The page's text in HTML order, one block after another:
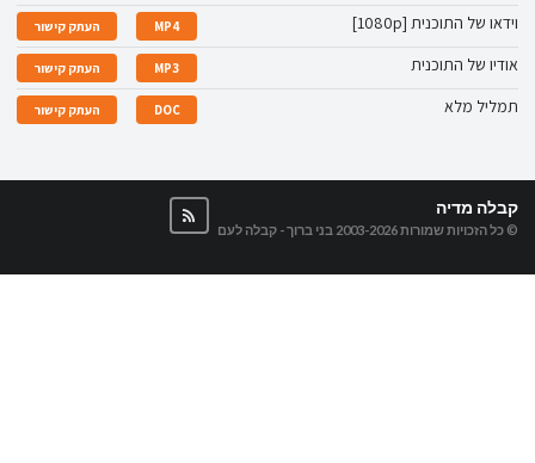
וידאו של התוכנית [1080p] MP4 העתק קישור
אודיו של התוכנית MP3 העתק קישור
תמליל מלא DOC העתק קישור
קבלה מדיה
© כל הזכויות שמורות 2003-2026 בני ברוך - קבלה לעם